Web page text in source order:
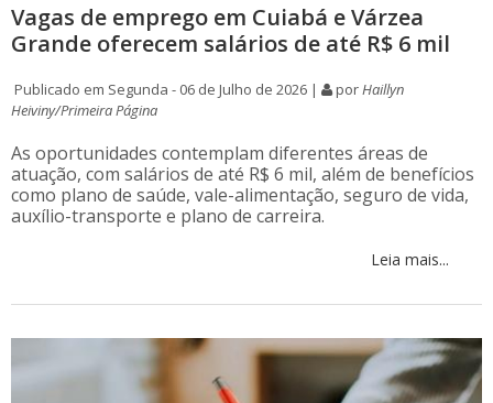
Vagas de emprego em Cuiabá e Várzea
Grande oferecem salários de até R$ 6 mil
Publicado em Segunda - 06 de Julho de 2026 | porHaillyn
Heiviny/Primeira Página
As oportunidades contemplam diferentes áreas de
atuação, com salários de até R$ 6 mil, além de benefícios
como plano de saúde, vale-alimentação, seguro de vida,
auxílio-transporte e plano de carreira.
Leia mais...